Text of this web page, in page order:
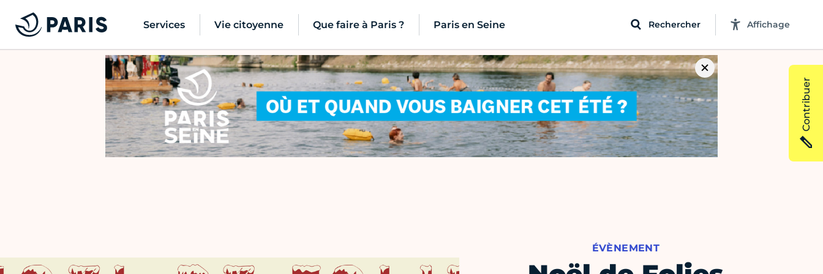
Services Vie citoyenne Que faire à Paris ? Paris en Seine Rechercher Affichage
ÉVÈNEMENT
Contribuer